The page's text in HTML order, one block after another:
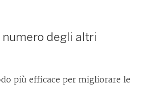
numero degli altri
più efficace per migliorare le